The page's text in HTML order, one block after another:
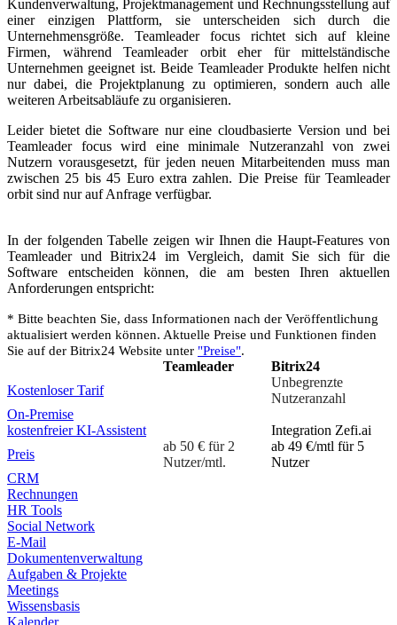
Kundenverwaltung, Projektmanagement und Rechnungsstellung auf
einer einzigen Plattform, sie unterscheiden sich durch die
Unternehmensgröße. Teamleader focus richtet sich auf kleine
Firmen, während Teamleader orbit eher für mittelständische
Unternehmen geeignet ist. Beide Teamleader Produkte helfen nicht
nur dabei, die Projektplanung zu optimieren, sondern auch alle
weiteren Arbeitsabläufe zu organisieren.
Leider bietet die Software nur eine cloudbasierte Version und bei
Teamleader focus wird eine minimale Nutzeranzahl von zwei
Nutzern vorausgesetzt, für jeden neuen Mitarbeitenden muss man
zwischen 25 bis 45 Euro extra zahlen. Die Preise für Teamleader
orbit sind nur auf Anfrage verfügbar.
In der folgenden Tabelle zeigen wir Ihnen die Haupt-Features von
Teamleader und Bitrix24 im Vergleich, damit Sie sich für die
Software entscheiden können, die am besten Ihren aktuellen
Anforderungen entspricht:
* Bitte beachten Sie, dass Informationen nach der Veröffentlichung
aktualisiert werden können. Aktuelle Preise und Funktionen finden
Sie auf der Bitrix24 Website unter "Preise".
Teamleader
Bitrix24
Kostenloser Tarif
Unbegrenzte
Nutzeranzahl
On-Premise
kostenfreier KI-Assistent
Integration Zefi.ai
Preis
ab 50 € für 2
Nutzer/mtl.
ab 49 €/mtl für 5
Nutzer
CRM
Rechnungen
HR Tools
Social Network
E-Mail
Dokumentenverwaltung
Aufgaben & Projekte
Meetings
Wissensbasis
Kalender